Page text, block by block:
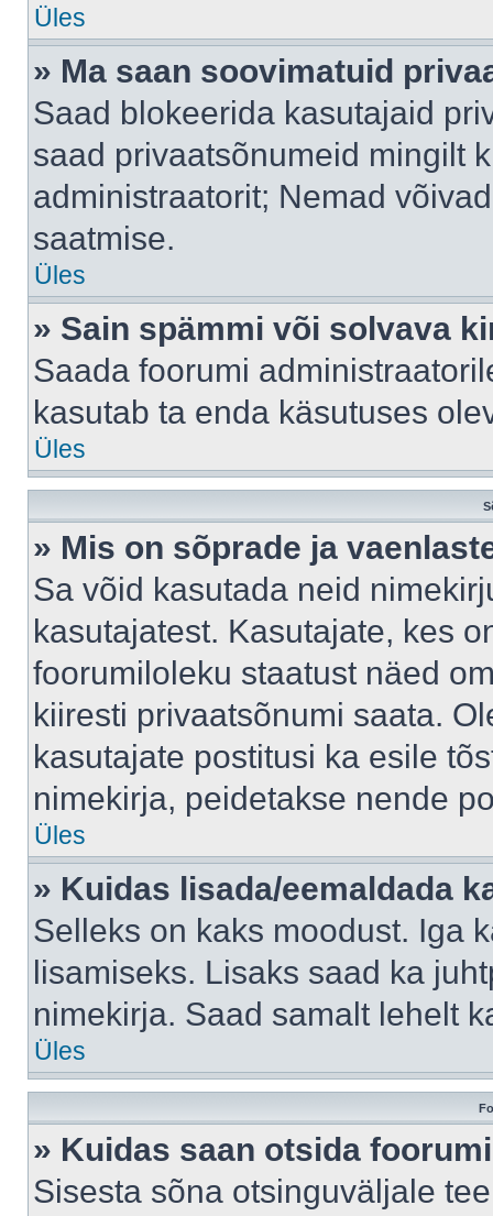
Üles
» Ma saan soovimatuid
Saad blokeerida kasutajaid
saad privaatsõnumeid mingilt
administraatorit; Nemad
saatmise.
Üles
» Sain spämmi või solvava
Saada foorumi
kasutab ta enda käsutuses
Üles
» Mis on sõprade ja
Sa võid kasutada neid
kasutajatest. Kasutajate, kes
foorumiloleku staatust näed
kiiresti privaatsõnumi saata.
kasutajate postitusi ka esile
nimekirja, peidetakse nende
Üles
» Kuidas lisada/eemaldada
Selleks on kaks moodust. Iga
lisamiseks. Lisaks saad ka
nimekirja. Saad samalt lehelt
Üles
» Kuidas saan otsida
Sisesta sõna otsinguväljale